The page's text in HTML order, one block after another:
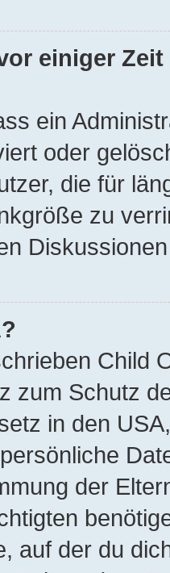
einiger
ein
oder
die für
zu
Child
zum Schutz
in den
der
auf der du